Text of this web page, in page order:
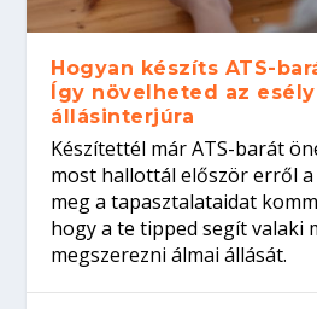
Hogyan készíts ATS-
Így növelheted az
állásinterjúra
Készítettél már ATS-barát
most hallottál először erről a
meg a tapasztalataidat
hogy a te tipped segít valaki
megszerezni álmai állását.